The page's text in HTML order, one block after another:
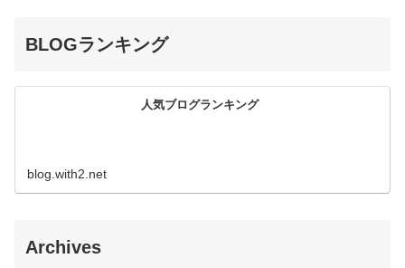
BLOGランキング
人気ブログランキング
blog.with2.net
Archives